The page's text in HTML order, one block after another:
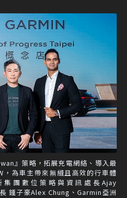
』策略，拓展充電網絡、導入最
為車主帶來無縫且高效的行車體
團數位策略與資訊處長Ajay
鍾子豪Alex Chung、Garmin亞洲